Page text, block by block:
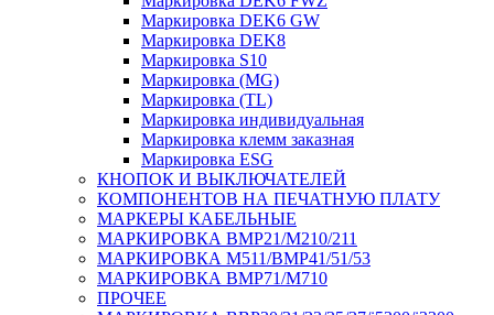
Маркировка DEK6 GW
Маркировка DEK8
Маркировка S10
Маркировка (MG)
Маркировка (TL)
Маркировка индивидуальная
Маркировка клемм заказная
Маркировка ESG
КНОПОК И ВЫКЛЮЧАТЕЛЕЙ
КОМПОНЕНТОВ НА ПЕЧАТНУЮ ПЛАТУ
МАРКЕРЫ КАБЕЛЬНЫЕ
МАРКИРОВКА BMP21/M210/211
МАРКИРОВКА M511/BMP41/51/53
МАРКИРОВКА BMP71/M710
ПРОЧЕЕ